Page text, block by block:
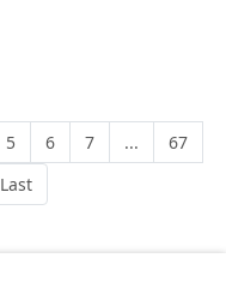
5 6 7 ...
67
Last